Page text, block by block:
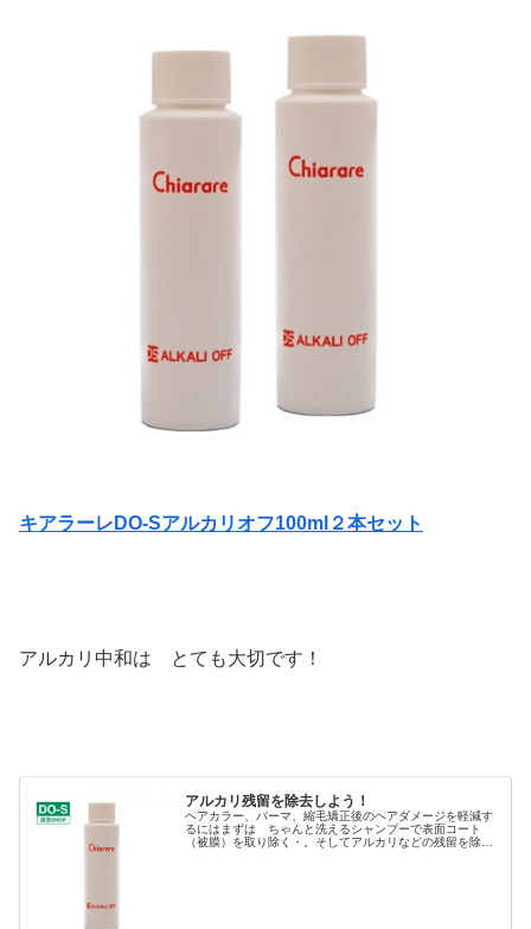
キアラーレDO-Sアルカリオフ100ml２本セット
アルカリ中和は とても大切です！
アルカリ残留を除去しよう！
ヘアカラー、パーマ、縮毛矯正後のヘアダメージを軽減す
るにはまずは ちゃんと洗えるシャンプーで表面コート
（被膜）を取り除く・。そしてアルカリなどの残留を除去